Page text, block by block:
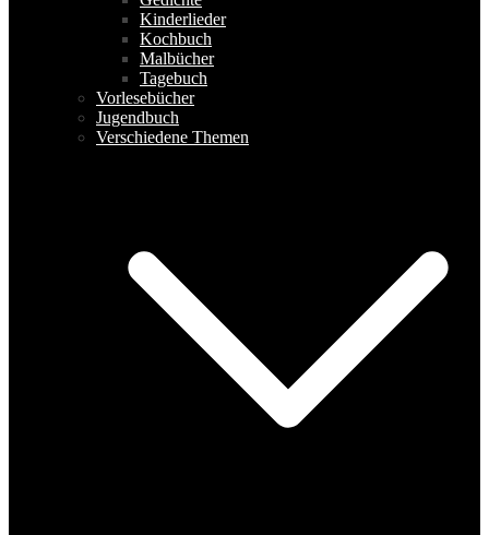
Kinderlieder
Kochbuch
Malbücher
Tagebuch
Vorlesebücher
Jugendbuch
Verschiedene Themen